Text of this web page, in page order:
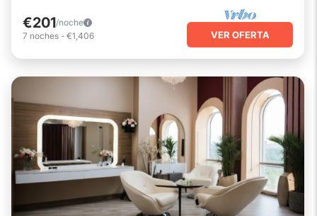
€201/noche
7 noches - €1,406 VER OFERTA